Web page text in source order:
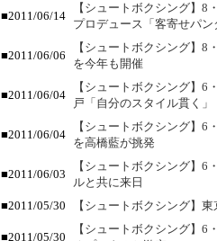
■2011/06/14
【シュートボクシング】
プロデュース「客寄せパ
■2011/06/06
【シュートボクシング】
を今年も開催
■2011/06/04
【シュートボクシング】
戸「自分のスタイル貫く」
■2011/06/04
【シュートボクシング】6
を高橋藍が挑発
■2011/06/03
【シュートボクシング】
ルと共に来日
■2011/05/30
【シュートボクシング】
■2011/05/30
【シュートボクシング】